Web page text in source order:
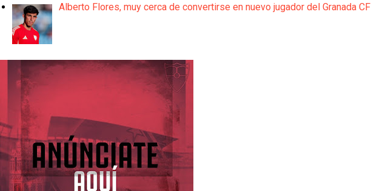
Alberto Flores, muy cerca de convertirse en nuevo jugador del Granada CF